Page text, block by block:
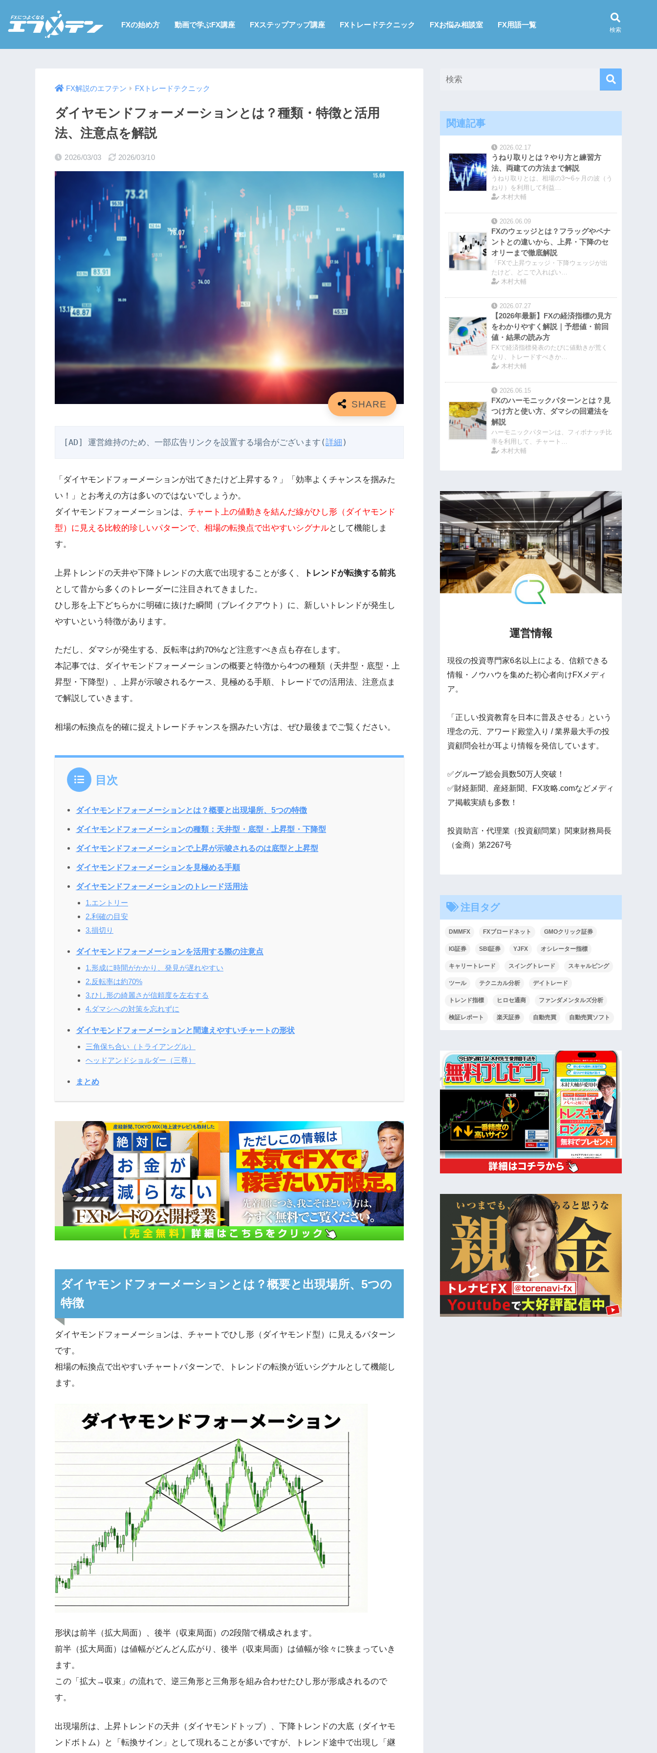
FXの始め方 動画で学ぶFX講座 FXステップアップ講座 FXトレードテクニック FXお悩み相談室 FX用語一覧
検索
FX解説のエフテン FXトレードテクニック
ダイヤモンドフォーメーションとは？種類・特徴と活用
法、注意点を解説
2026/03/03 2026/03/10
[AD] 運営維持のため、一部広告リンクを設置する場合がございます(詳細 )
「ダイヤモンドフォーメーションが出てきたけど上昇する？」「効率よくチャンスを掴みた
い！」とお考えの方は多いのではないでしょうか。
ダイヤモンドフォーメーションは、 チャート上の値動きを結んだ線がひし形（ダイヤモンド
型）に見える比較的珍しいパターンで、相場の転換点で出やすいシグナルとして機能しま
す。
上昇トレンドの天井や下降トレンドの大底で出現することが多く、
トレンドが転換する前兆
として昔から多くのトレーダーに注目されてきました。
ひし形を上下どちらかに明確に抜けた瞬間（ブレイクアウト）に、新しいトレンドが発生し
やすいという特徴があります。
ただし、ダマシが発生する、反転率は約70%など注意すべき点も存在します。
本記事では、ダイヤモンドフォーメーションの概要と特徴から4つの種類（天井型・底型・上
昇型・下降型）、上昇が示唆されるケース、見極める手順、トレードでの活用法、注意点ま
で解説していきます。
相場の転換点を的確に捉えトレードチャンスを掴みたい方は、ぜひ最後までご覧ください。
目次
ダイヤモンドフォーメーションとは？概要と出現場所、5つの特徴
ダイヤモンドフォーメーションの種類：天井型・底型・上昇型・下降型
ダイヤモンドフォーメーションで上昇が示唆されるのは底型と上昇型
ダイヤモンドフォーメーションを見極める手順
ダイヤモンドフォーメーションのトレード活用法
1.エントリー
2.利確の目安
3.損切り
ダイヤモンドフォーメーションを活用する際の注意点
1.形成に時間がかかり、発見が遅れやすい
2.反転率は約70%
3.ひし形の綺麗さが信頼度を左右する
4.ダマシへの対策を忘れずに
ダイヤモンドフォーメーションと間違えやすいチャートの形状
三角保ち合い（トライアングル）
ヘッドアンドショルダー（三尊）
まとめ
ダイヤモンドフォーメーションとは？概要と出現場所、5つの
特徴
ダイヤモンドフォーメーションは、チャートでひし形（ダイヤモンド型）に見えるパターン
です。
相場の転換点で出やすいチャートパターンで、トレンドの転換が近いシグナルとして機能し
ます。
形状は前半（拡大局面）、後半（収束局面）の2段階で構成されます。
前半（拡大局面）は値幅がどんどん広がり、後半（収束局面）は値幅が徐々に狭まっていき
ます。
この「拡大→収束」の流れで、逆三角形と三角形を組み合わせたひし形が形成されるので
す。
出現場所は、上昇トレンドの天井（ダイヤモンドトップ）、下降トレンドの大底（ダイヤモ
ンドボトム）と「転換サイン」として現れることが多いですが、トレンド途中で出現し「継
関連記事
2026.02.17
うねり取りとは？やり方と練習方
法、両建ての方法まで解説
うねり取りとは、相場の3〜6ヶ月の波（う
ねり）を利用して利益…
木村大輔
2026.06.09
FXのウェッジとは？フラッグやペナ
ントとの違いから、上昇・下降のセ
オリーまで徹底解説
「FXで上昇ウェッジ・下降ウェッジが出
たけど、どこで入ればい…
木村大輔
2026.07.27
【2026年最新】FXの経済指標の見方
をわかりやすく解説｜予想値・前回
値・結果の読み方
FXで経済指標発表のたびに値動きが荒く
なり、トレードすべきか…
木村大輔
2026.06.15
FXのハーモニックパターンとは？見
つけ方と使い方、ダマシの回避法を
解説
ハーモニックパターンは、フィボナッチ比
率を利用して、チャート…
木村大輔
運営情報
現役の投資専門家6名以上による、信頼できる
情報・ノウハウを集めた初心者向けFXメディ
ア。
「正しい投資教育を日本に普及させる」という
理念の元、アワード殿堂入り / 業界最大手の投
資顧問会社が耳より情報を発信しています。
✅グループ総会員数50万人突破！
✅財経新聞、産経新聞、FX攻略.comなどメディ
ア掲載実績も多数！
投資助言・代理業（投資顧問業）関東財務局長
（金商）第2267号
注目タグ
DMMFX FXブロードネット GMOクリック証券
IG証券 SBI証券 YJFX オシレーター指標
キャリートレード スイングトレード スキャルピング
ツール テクニカル分析 デイトレード
トレンド指標 ヒロセ通商 ファンダメンタルズ分析
検証レポート 楽天証券 自動売買 自動売買ソフト